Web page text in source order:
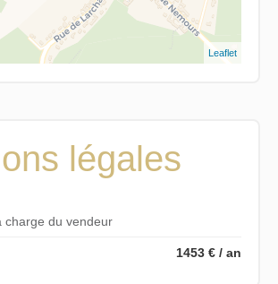
Leaflet
légales
charge du vendeur
1453 € / an